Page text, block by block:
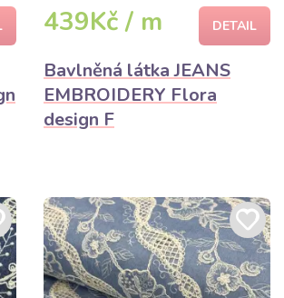
439Kč / m DETAIL
Bavlněná látka JEANS
EMBROIDERY Flora
design F